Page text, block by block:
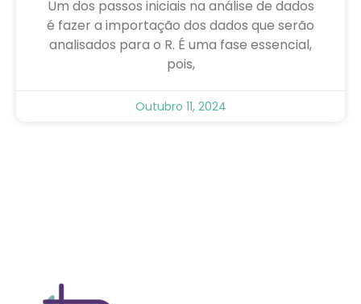
Um dos passos iniciais na análise de dados
é fazer a importação dos dados que serão
analisados para o R. É uma fase essencial,
pois,
Outubro 11, 2024